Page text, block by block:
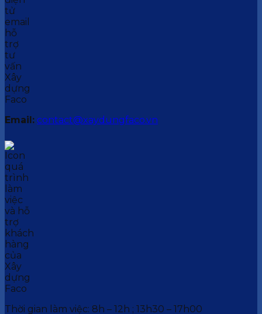
Email: contact@xaydungfaco.vn
Thời gian làm việc: 8h – 12h ; 13h30 – 17h00